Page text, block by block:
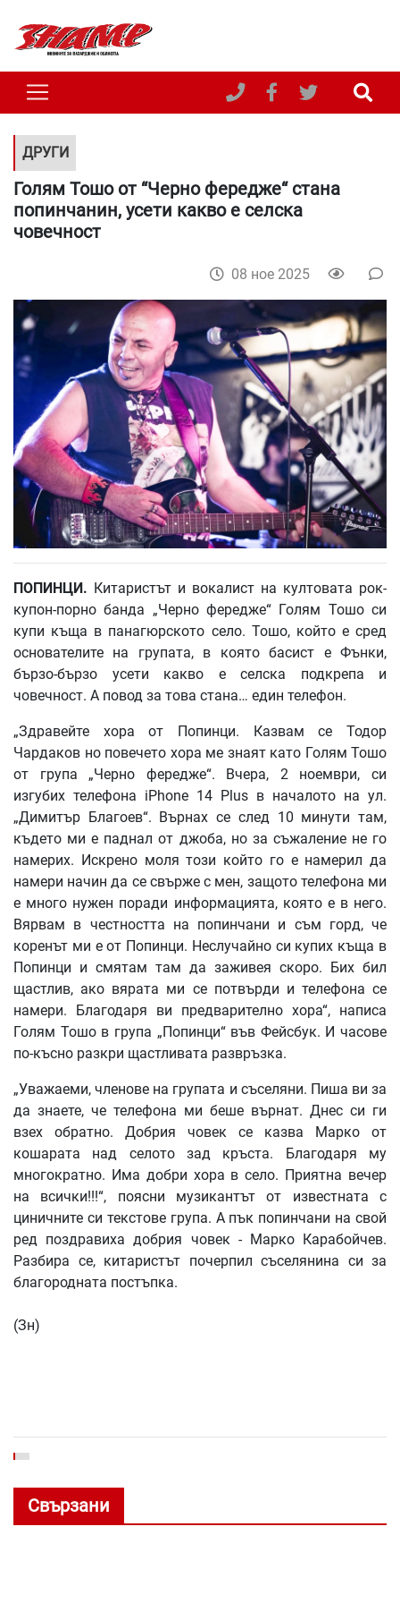
ДРУГИ
Голям Тошо от “Черно фередже“ стана
попинчанин, усети какво е селска
човечност
08 ное 2025
ПОПИНЦИ . Китаристът и вокалист на култовата рок-
купон-порно банда „Черно фередже“ Голям Тошо си
купи къща в панагюрското село. Тошо, който е сред
основателите на групата, в която басист е Фънки,
бързо-бързо усети какво е селска подкрепа и
човечност. А повод за това стана… един телефон.
„Здравейте хора от Попинци. Казвам се Тодор
Чардаков но повечето хора ме знаят като Голям Тошо
от група „Черно фередже“. Вчера, 2 ноември, си
изгубих телефона iPhone 14 Plus в началото на ул.
„Димитър Благоев“. Върнах се след 10 минути там,
където ми е паднал от джоба, но за съжаление не го
намерих. Искрено моля този който го е намерил да
намери начин да се свърже с мен, защото телефона ми
е много нужен поради информацията, която е в него.
Вярвам в честността на попинчани и съм горд, че
коренът ми е от Попинци. Неслучайно си купих къща в
Попинци и смятам там да заживея скоро. Бих бил
щастлив, ако вярата ми се потвърди и телефона се
намери. Благодаря ви предварително хора“, написа
Голям Тошо в група „Попинци“ във Фейсбук. И часове
по-късно разкри щастливата развръзка.
„Уважаеми, членове на групата и съселяни. Пиша ви за
да знаете, че телефона ми беше върнат. Днес си ги
взех обратно. Добрия човек се казва Марко от
кошарата над селото зад кръста. Благодаря му
многократно. Има добри хора в село. Приятна вечер
на всички!!!“, поясни музикантът от известната с
циничните си текстове група. А пък попинчани на свой
ред поздравиха добрия човек - Марко Карабойчев.
Разбира се, китаристът почерпил съселянина си за
благородната постъпка.
(Зн)
Свързани